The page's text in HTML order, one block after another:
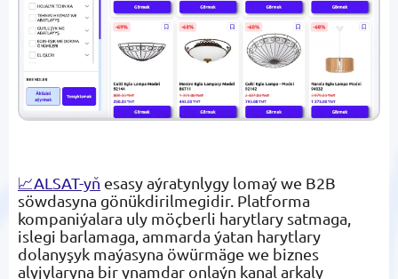
📈ALSAT-yň esasy aýratynlygy lomaý we B2B
söwdasyna gönükdirilmegidir. Platforma
kompaniýalara uly möçberli harytlary satmaga,
islegi barlamaga, ammarda ýatan harytlary
dolanyşyk maýasyna öwürmäge we biznes
alyjylaryna bir ynamdar onlaýn kanal arkaly